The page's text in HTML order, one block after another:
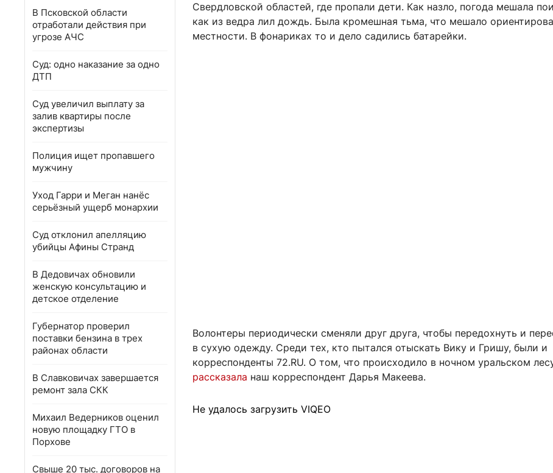
В Псковской области
отработали действия при
угрозе АЧС
Суд: одно наказание за одно
ДТП
Суд увеличил выплату за
залив квартиры после
экспертизы
Полиция ищет пропавшего
мужчину
Уход Гарри и Меган нанёс
серьёзный ущерб монархии
Суд отклонил апелляцию
убийцы Афины Странд
В Дедовичах обновили
женскую консультацию и
детское отделение
Губернатор проверил
поставки бензина в трех
районах области
В Славковичах завершается
ремонт зала СКК
Михаил Ведерников оценил
новую площадку ГТО в
Порхове
Свыше 20 тыс. договоров на
Свердловской областей, где пропали дети. Как назло, погода мешала
как из ведра лил дождь. Была кромешная тьма, что мешало
местности. В фонариках то и дело садились батарейки.
Волонтеры периодически сменяли друг друга, чтобы передохнуть и
в сухую одежду. Среди тех, кто пытался отыскать Вику и Гришу, были и
корреспонденты 72.RU. О том, что происходило в ночном уральском
рассказала наш корреспондент Дарья Макеева.
Не удалось загрузить VIQEO